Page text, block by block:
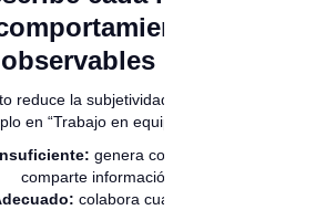
observables
reduce la subjetividad.
en “Trabajo en equipo”:
genera conflicto, no
comparte información.
colabora cuando se le